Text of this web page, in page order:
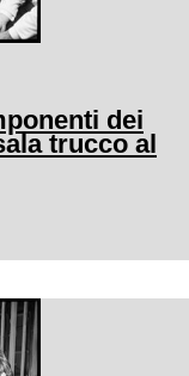
dei
trucco al